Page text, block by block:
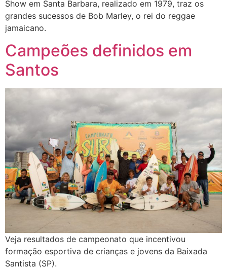
Show em Santa Barbara, realizado em 1979, traz os
grandes sucessos de Bob Marley, o rei do reggae
jamaicano.
Campeões definidos em
Santos
Veja resultados de campeonato que incentivou
formação esportiva de crianças e jovens da Baixada
Santista (SP).